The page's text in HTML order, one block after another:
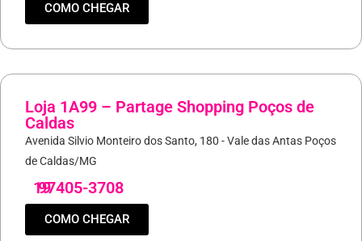
COMO CHEGAR
Loja 1A99 – Partage Shopping Poços de
Caldas
Avenida Silvio Monteiro dos Santo, 180 - Vale das Antas Poços
de Caldas/MG
19
97405-3708
COMO CHEGAR